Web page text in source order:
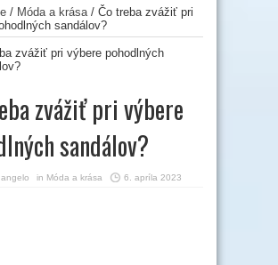
/ Móda a krása / Čo treba zvážiť pri
sandálov?
zvážiť pri výbere
sandálov?
angelo in Móda a krása 6. apríla 2023